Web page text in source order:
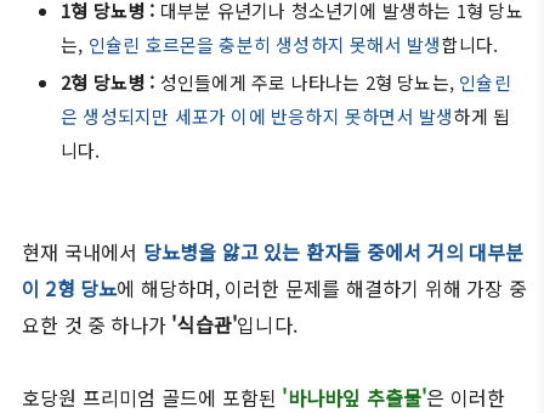
1형 당뇨병 : 대부분 유년기나 청소년기에 발생하는 1형 당뇨
는, 인슐린 호르몬을 충분히 생성하지 못해서 발생합니다.
2형 당뇨병 : 성인들에게 주로 나타나는 2형 당뇨는, 인슐린
은 생성되지만 세포가 이에 반응하지 못하면서 발생하게 됩
니다.
현재 국내에서 당뇨병을 앓고 있는 환자들 중에서 거의 대부분
이 2형 당뇨에 해당하며, 이러한 문제를 해결하기 위해 가장 중
요한 것 중 하나가 '식습관'입니다.
호당원 프리미엄 골드에 포함된 '바나바잎 추출물'은 이러한